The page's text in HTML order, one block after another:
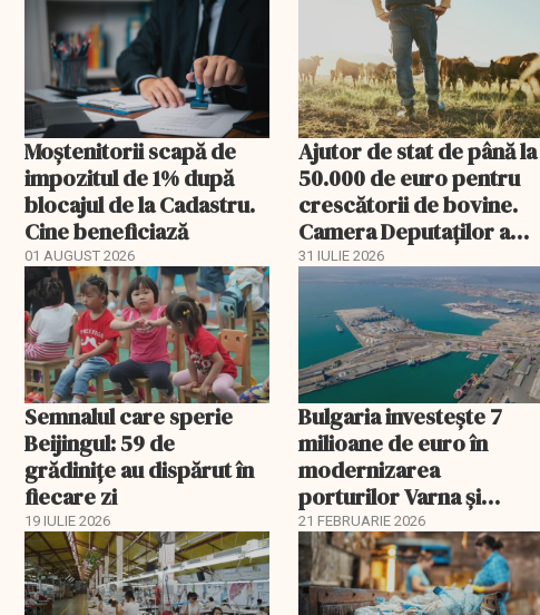
Moștenitorii scapă de
impozitul de 1% după
blocajul de la Cadastru.
Cine beneficiază
01 AUGUST 2026
Ajutor de stat de până la
50.000 de euro pentru
crescătorii de bovine.
Camera Deputaților a
aprobat schema
31 IULIE 2026
Semnalul care sperie
Beijingul: 59 de
grădinițe au dispărut în
fiecare zi
19 IULIE 2026
Bulgaria investește 7
milioane de euro în
modernizarea
porturilor Varna și
Burgas
21 FEBRUARIE 2026